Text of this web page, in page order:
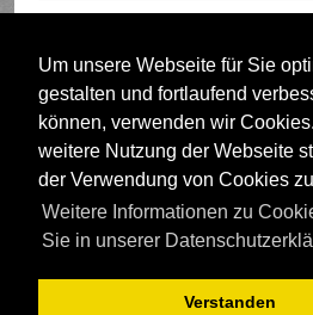
Um unsere Webseite für Sie
gestalten und fortlaufend
können, verwenden wir
weitere Nutzung der Webseite
der Verwendung von Cookies
Weitere Informationen zu
Sie in unserer
Verstanden
Mich bei jedem Besuch automatisch
Wer ist online?